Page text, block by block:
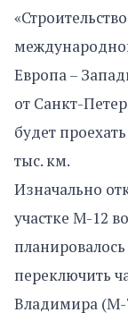
Европа –
от Санкт-
будет
тыс. км.
Изначально
участке М-12
переключить
Владимира (М-